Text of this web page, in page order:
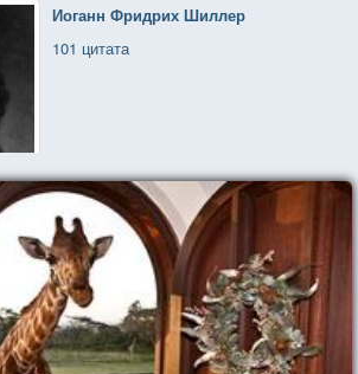
Иоганн Фридрих Шиллер
101 цитата